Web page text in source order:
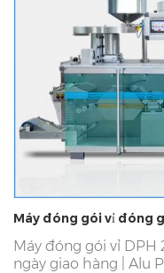
Máy đóng gói vỉ đóng
Máy đóng gói vỉ DPH
ngày giao hàng | Alu